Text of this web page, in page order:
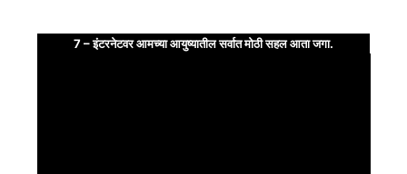
7 – इंटरनेटवर आमच्या आयुष्यातील सर्वात मोठी सहल आता जगा.